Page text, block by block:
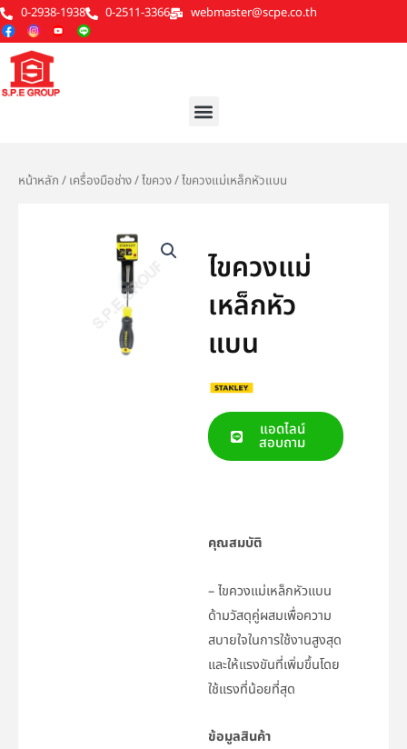
Skip
to
content
0-2938-1938 0-2511-3366 webmaster@scpe.co.th
Menu
หน้าหลัก / เครื่องมือช่าง/ไขควง/ ไขควงแม่เหล็กหัวแบน
ไขควงแม่
เหล็กหัว
แบน
แอดไลน์
สอบถาม
คุณสมบัติ
– ไขควงแม่เหล็กหัวแบน
ด้ามวัสดุคู่ผสมเพื่อความ
สบายใจในการใช้งานสูงสุด
และให้แรงขันที่เพิ่มขึ้นโดย
ใช้แรงที่น้อยที่สุด
ข้อมูลสินค้า